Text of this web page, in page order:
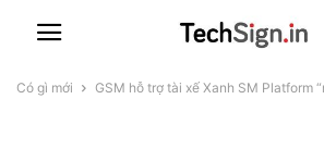
Có gì mới GSM hỗ trợ tài xế Xanh SM Platform